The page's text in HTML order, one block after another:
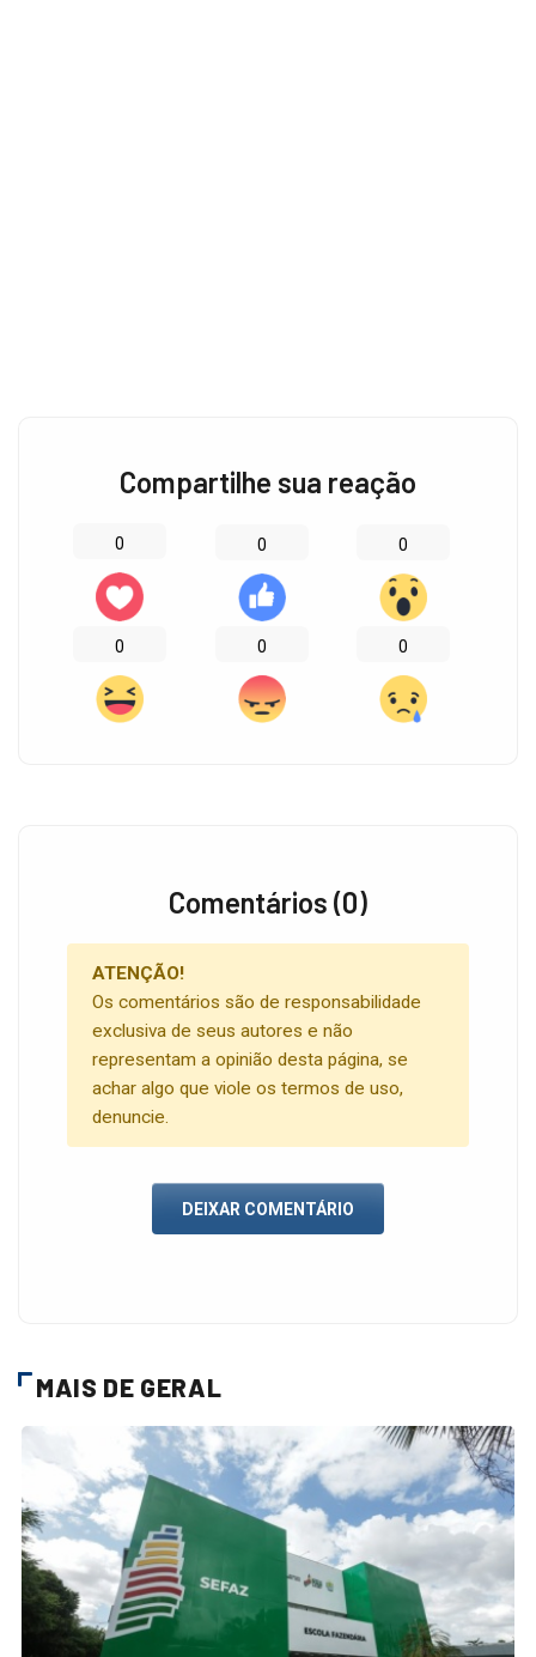
Compartilhe sua reação
0 0 0
0 0 0
Comentários (0)
ATENÇÃO!
Os comentários são de responsabilidade
exclusiva de seus autores e não
representam a opinião desta página, se
achar algo que viole os termos de uso,
denuncie.
DEIXAR COMENTÁRIO
MAIS DE GERAL